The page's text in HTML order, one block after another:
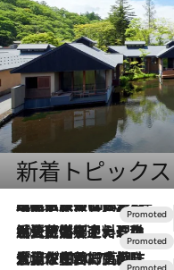
新着トピック
2026.7.31
【ホテル帰省】という選択肢をOMOが提案。家族とほどよい距離を保つには「昼は実家、夜は気兼ねなくホテルで！」
2026.7.24
【夏限定ディナーコース】旬を迎える稚鮎や花ズッキーニなどをイタリア・トスカーナの郷土料理の手法で満喫！
2026.7.17
「土佐和ハーブかき氷」がOMO7高知に登場！生姜、山椒、大葉など目にも舌にも涼を呼ぶ郷土の味